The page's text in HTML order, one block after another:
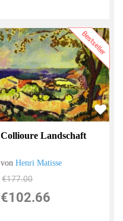
Bestseller
Collioure Landschaft
vonHenri Matisse
€177.00
€102.66